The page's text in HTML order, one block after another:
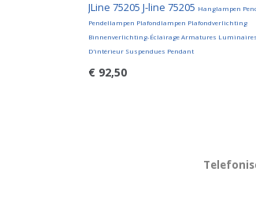
JLine 75205 J-line 75205 Hanglampen
Pendellampen Plafondlampen Plafondverlichting
Binnenverlichting-Éclairage Armatures
D'intérieur Suspendues Pendant
€ 92,50